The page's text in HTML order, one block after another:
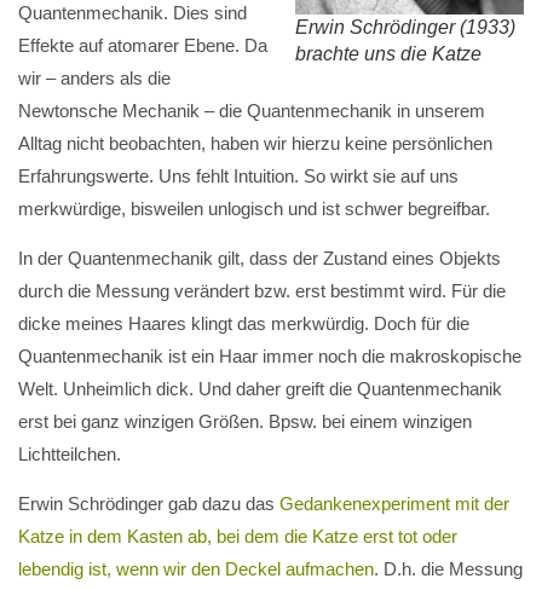
Erwin Schrödinger (1933)
brachte uns die Katze
Quantenmechanik. Dies sind
Effekte auf atomarer Ebene. Da
wir – anders als die
Newtonsche Mechanik – die Quantenmechanik in unserem
Alltag nicht beobachten, haben wir hierzu keine persönlichen
Erfahrungswerte. Uns fehlt Intuition. So wirkt sie auf uns
merkwürdige, bisweilen unlogisch und ist schwer begreifbar.
In der Quantenmechanik gilt, dass der Zustand eines Objekts
durch die Messung verändert bzw. erst bestimmt wird. Für die
dicke meines Haares klingt das merkwürdig. Doch für die
Quantenmechanik ist ein Haar immer noch die makroskopische
Welt. Unheimlich dick. Und daher greift die Quantenmechanik
erst bei ganz winzigen Größen. Bpsw. bei einem winzigen
Lichtteilchen.
Erwin Schrödinger gab dazu das Gedankenexperiment mit der
Katze in dem Kasten ab, bei dem die Katze erst tot oder
lebendig ist, wenn wir den Deckel aufmachen. D.h. die Messung